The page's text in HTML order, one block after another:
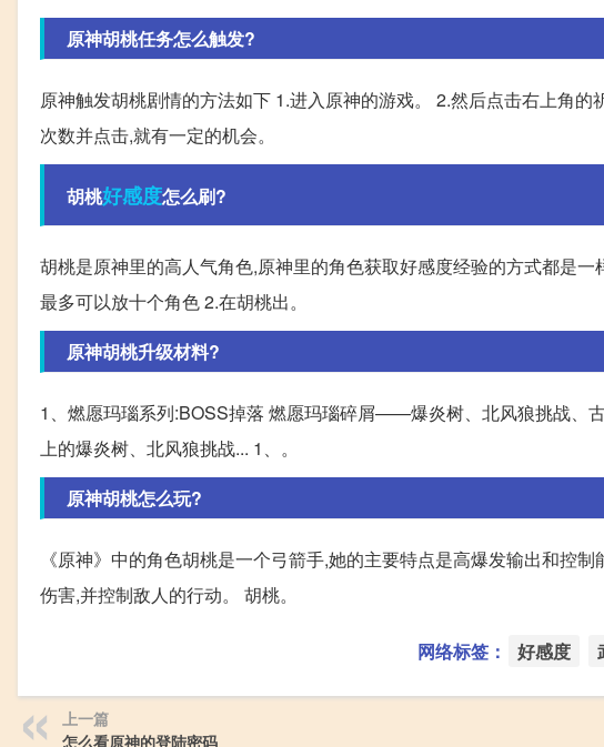
原神胡桃任务怎么触发?
原神触发胡桃剧情的方法如下 1.进入原神的游戏。 2.然后点击右上角
次数并点击,就有一定的机会。
胡桃好感度怎么刷?
胡桃是原神里的高人气角色,原神里的角色获取好感度经验的方式都是
最多可以放十个角色 2.在胡桃出。
原神胡桃升级材料?
1、燃愿玛瑙系列:BOSS掉落 燃愿玛瑙碎屑——爆炎树、北风狼挑战
上的爆炎树、北风狼挑战... 1、。
原神胡桃怎么玩?
《原神》中的角色胡桃是一个弓箭手,她的主要特点是高爆发输出和控
伤害,并控制敌人的行动。 胡桃。
网络标签： 好感度
上一篇
怎么看原神的登陆密码